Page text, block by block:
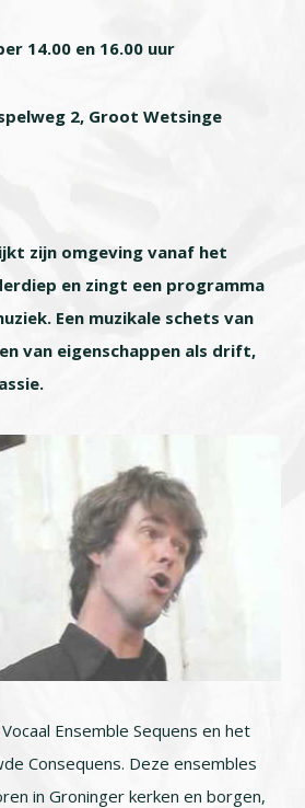
14.00 en 16.00 uur
2, Groot Wetsinge
zijn omgeving vanaf het
en zingt een programma
Een muzikale schets van
van eigenschappen als drift,
Ensemble Sequens en het
Consequens. Deze ensembles
in Groninger kerken en borgen,